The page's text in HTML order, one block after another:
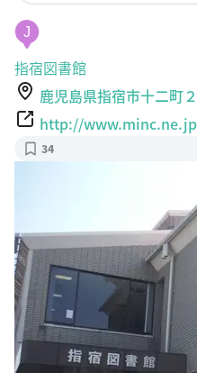
J
指宿図書館
鹿児島県指宿市十二町
http://
34